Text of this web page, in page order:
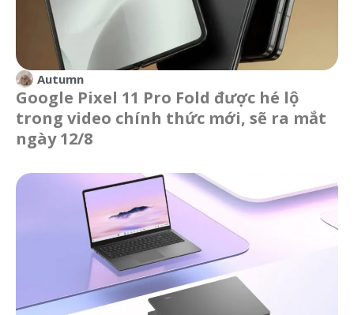
Autumn
Google Pixel 11 Pro Fold được hé lộ
trong video chính thức mới, sẽ ra mắt
ngày 12/8